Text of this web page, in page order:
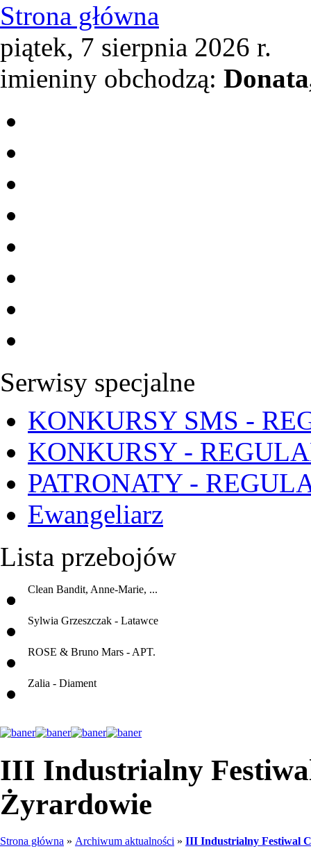
Strona główna
piątek, 7 sierpnia 2026 r.
imieniny obchodzą:
Serwisy specjalne
KONKURSY SMS -
KONKURSY -
PATRONATY -
Ewangeliarz
Lista przebojów
Clean Bandit, Anne-Marie, ...
Sylwia Grzeszczak - Latawce
ROSE & Bruno Mars - APT.
Zalia - Diament
III Industrialny
Żyrardowie
Strona główna » Archiwum aktualności » III Industrialny Festiwal